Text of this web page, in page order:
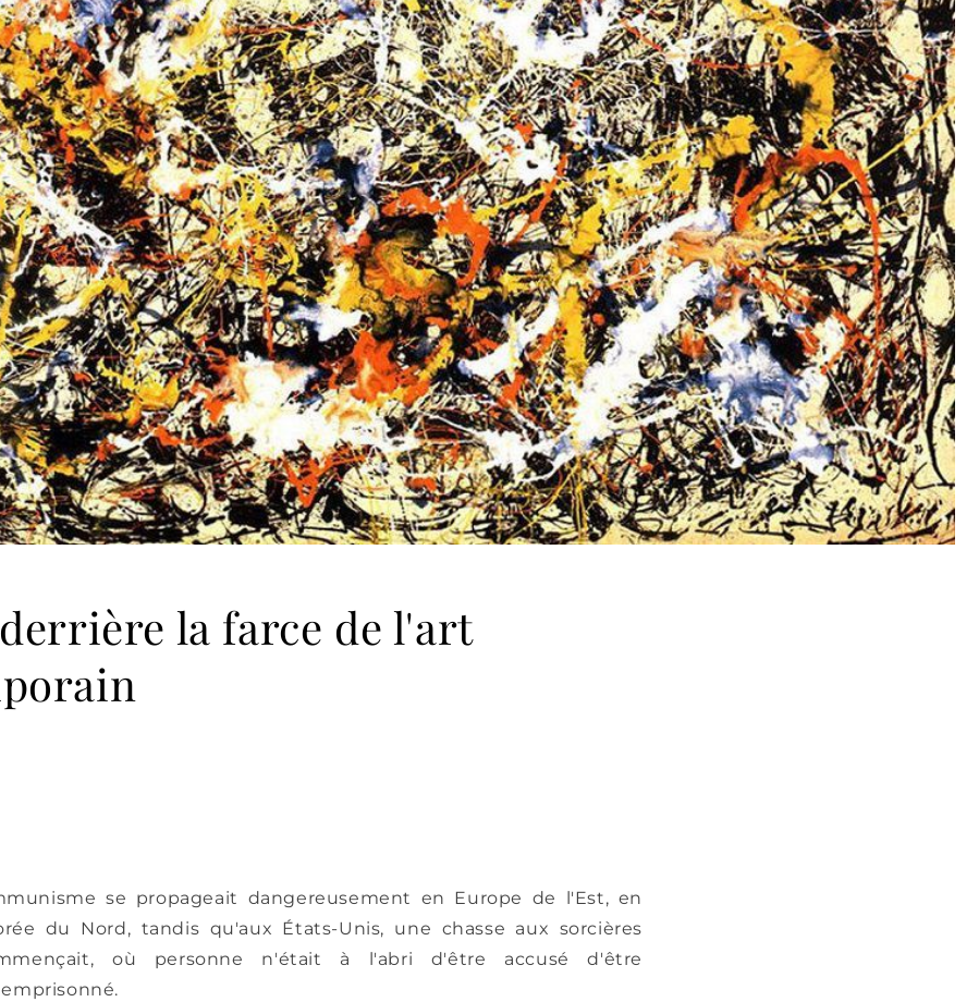
la farce de l'art
se propageait dangereusement en Europe de l'Est, en
du Nord, tandis qu'aux États-Unis, une chasse aux sorcières
où personne n'était à l'abri d'être accusé d'être